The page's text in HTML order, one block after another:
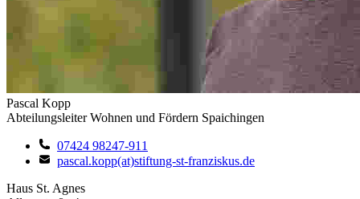
Pascal Kopp
Abteilungsleiter Wohnen und Fördern Spaichingen
07424 98247-911
pascal.kopp(at)stiftung-st-franziskus.de
Haus St. Agnes